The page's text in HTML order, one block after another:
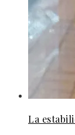
La